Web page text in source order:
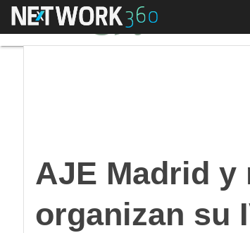
Menú
AJE Madrid
organizan su